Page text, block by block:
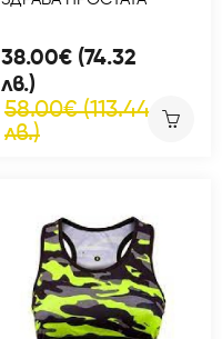
38.00€ (74.32
лв.)
58.00€ (113.44
лв.)